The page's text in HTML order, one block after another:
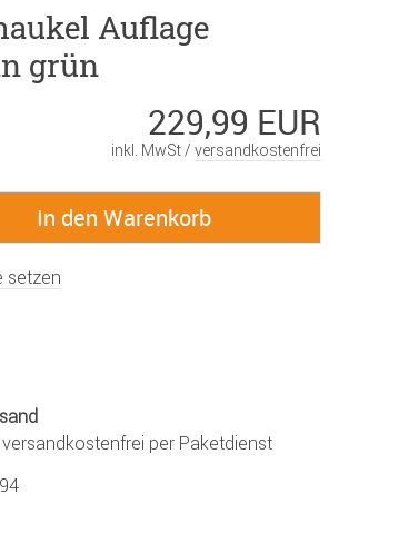
Auflage
grün
229,99 EUR
inkl. MwSt / versandkostenfrei
setzen
per Paketdienst